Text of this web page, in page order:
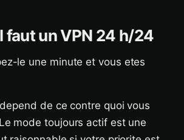
faut un VPN 24 h/24
le une minute et vous etes
de ce contre quoi vous
mode toujours actif est une